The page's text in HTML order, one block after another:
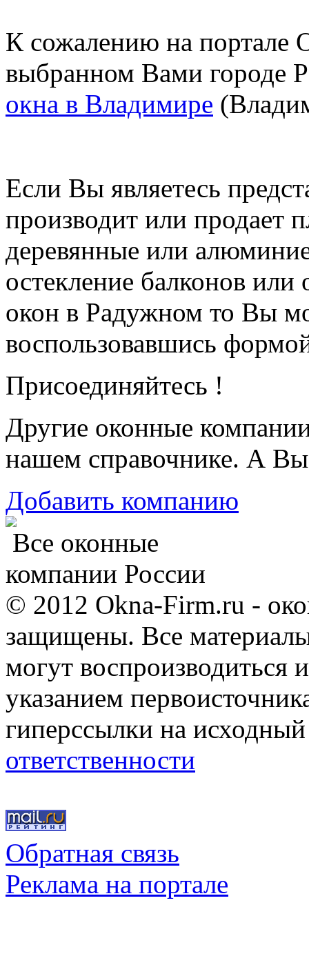
К сожалению на портале
выбранном Вами городе
окна в Владимире
Если Вы являетесь
производит или продает
деревянные или
остекление балконов или
окон в Радужном то Вы
воспользовавшись
Присоединяйтесь !
Другие оконные
нашем справочнике. А
Добавить компанию
Все оконные
компании России
© 2012 Okna-Firm.ru -
защищены. Все
могут воспроизводиться
указанием
гиперссылки на
ответственности
Обратная связь
Реклама на портале